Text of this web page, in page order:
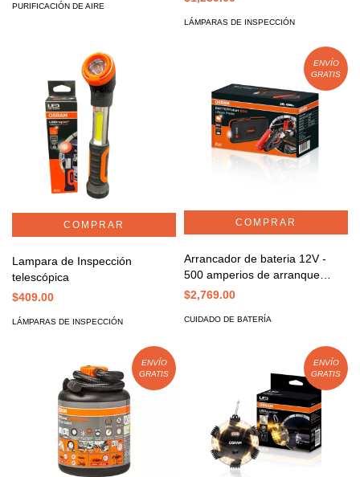
PURIFICACIÓN DE AIRE
LÁMPARAS DE INSPECCIÓN
Lampara de Inspección
telescópica
$409.00
LÁMPARAS DE INSPECCIÓN
ENVÍO
GRATIS
Arrancador de bateria 12V -
500 amperios de arranque
Mod. 200
$2,769.00
CUIDADO DE BATERÍA
ENVÍO
GRATIS
ENVÍO
GRATIS